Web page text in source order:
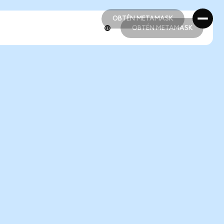
OBTÉN METAMASK
OBTÉN METAMASK
OBTÉN METAMASK